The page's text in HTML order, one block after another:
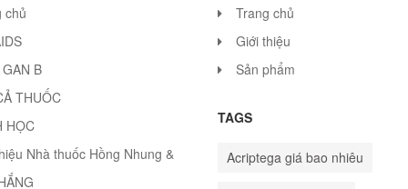
chủ
B
THUỐC
HỌC
Nhà thuốc Hồng Nhung &
Trang chủ
Giới thiệu
Sản phẩm
TAGS
Acriptega giá bao nhiêu